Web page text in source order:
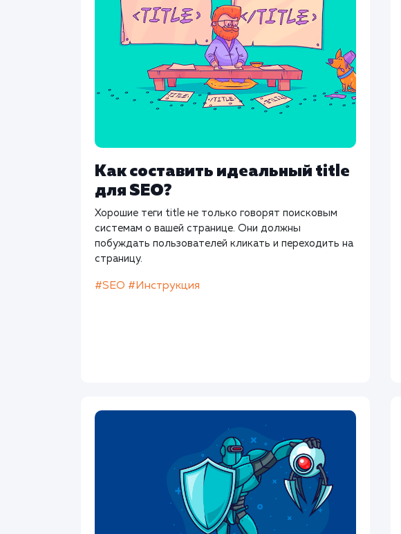
Как составить идеальный title
для SEO?
Хорошие теги title не только говорят поисковым
системам о вашей странице. Они должны
побуждать пользователей кликать и переходить на
страницу.
#SEO #Инструкция